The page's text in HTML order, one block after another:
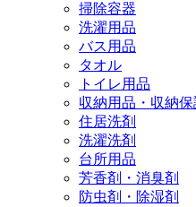
掃除容器
洗濯用品
バス用品
タオル
トイレ用品
収納用品・収納
住居洗剤
洗濯洗剤
台所用品
芳香剤・消臭剤
防虫剤・除湿剤